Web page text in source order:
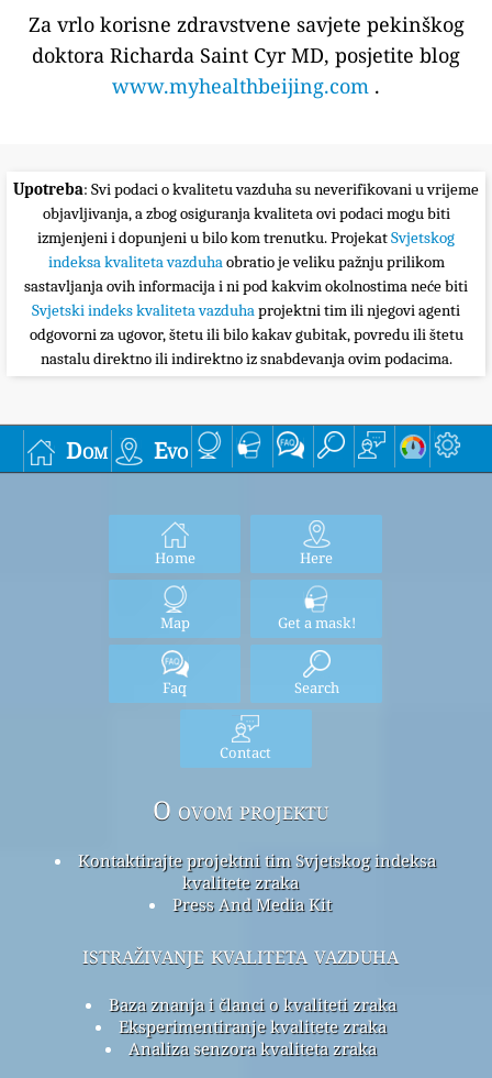
Za vrlo korisne zdravstvene savjete pekinškog
doktora Richarda Saint Cyr MD, posjetite blog
www.myhealthbeijing.com .
Upotreba: Svi podaci o kvalitetu vazduha su neverifikovani u vrijeme
objavljivanja, a zbog osiguranja kvaliteta ovi podaci mogu biti
izmjenjeni i dopunjeni u bilo kom trenutku. ProjekatSvjetskog
indeksa kvaliteta vazduhaobratio je veliku pažnju prilikom
sastavljanja ovih informacija i ni pod kakvim okolnostima neće biti
Svjetski indeks kvaliteta vazduhaprojektni tim ili njegovi agenti
odgovorni za ugovor, štetu ili bilo kakav gubitak, povredu ili štetu
nastalu direktno ili indirektno iz snabdevanja ovim podacima.
Dom Evo
Home Here
Map Get a mask!
Faq Search
Contact
O ovom projektu
Kontaktirajte projektni tim Svjetskog indeksa
kvalitete zraka
Press And Media Kit
istraživanje kvaliteta vazduha
Baza znanja i članci o kvaliteti zraka
Eksperimentiranje kvalitete zraka
Analiza senzora kvaliteta zraka